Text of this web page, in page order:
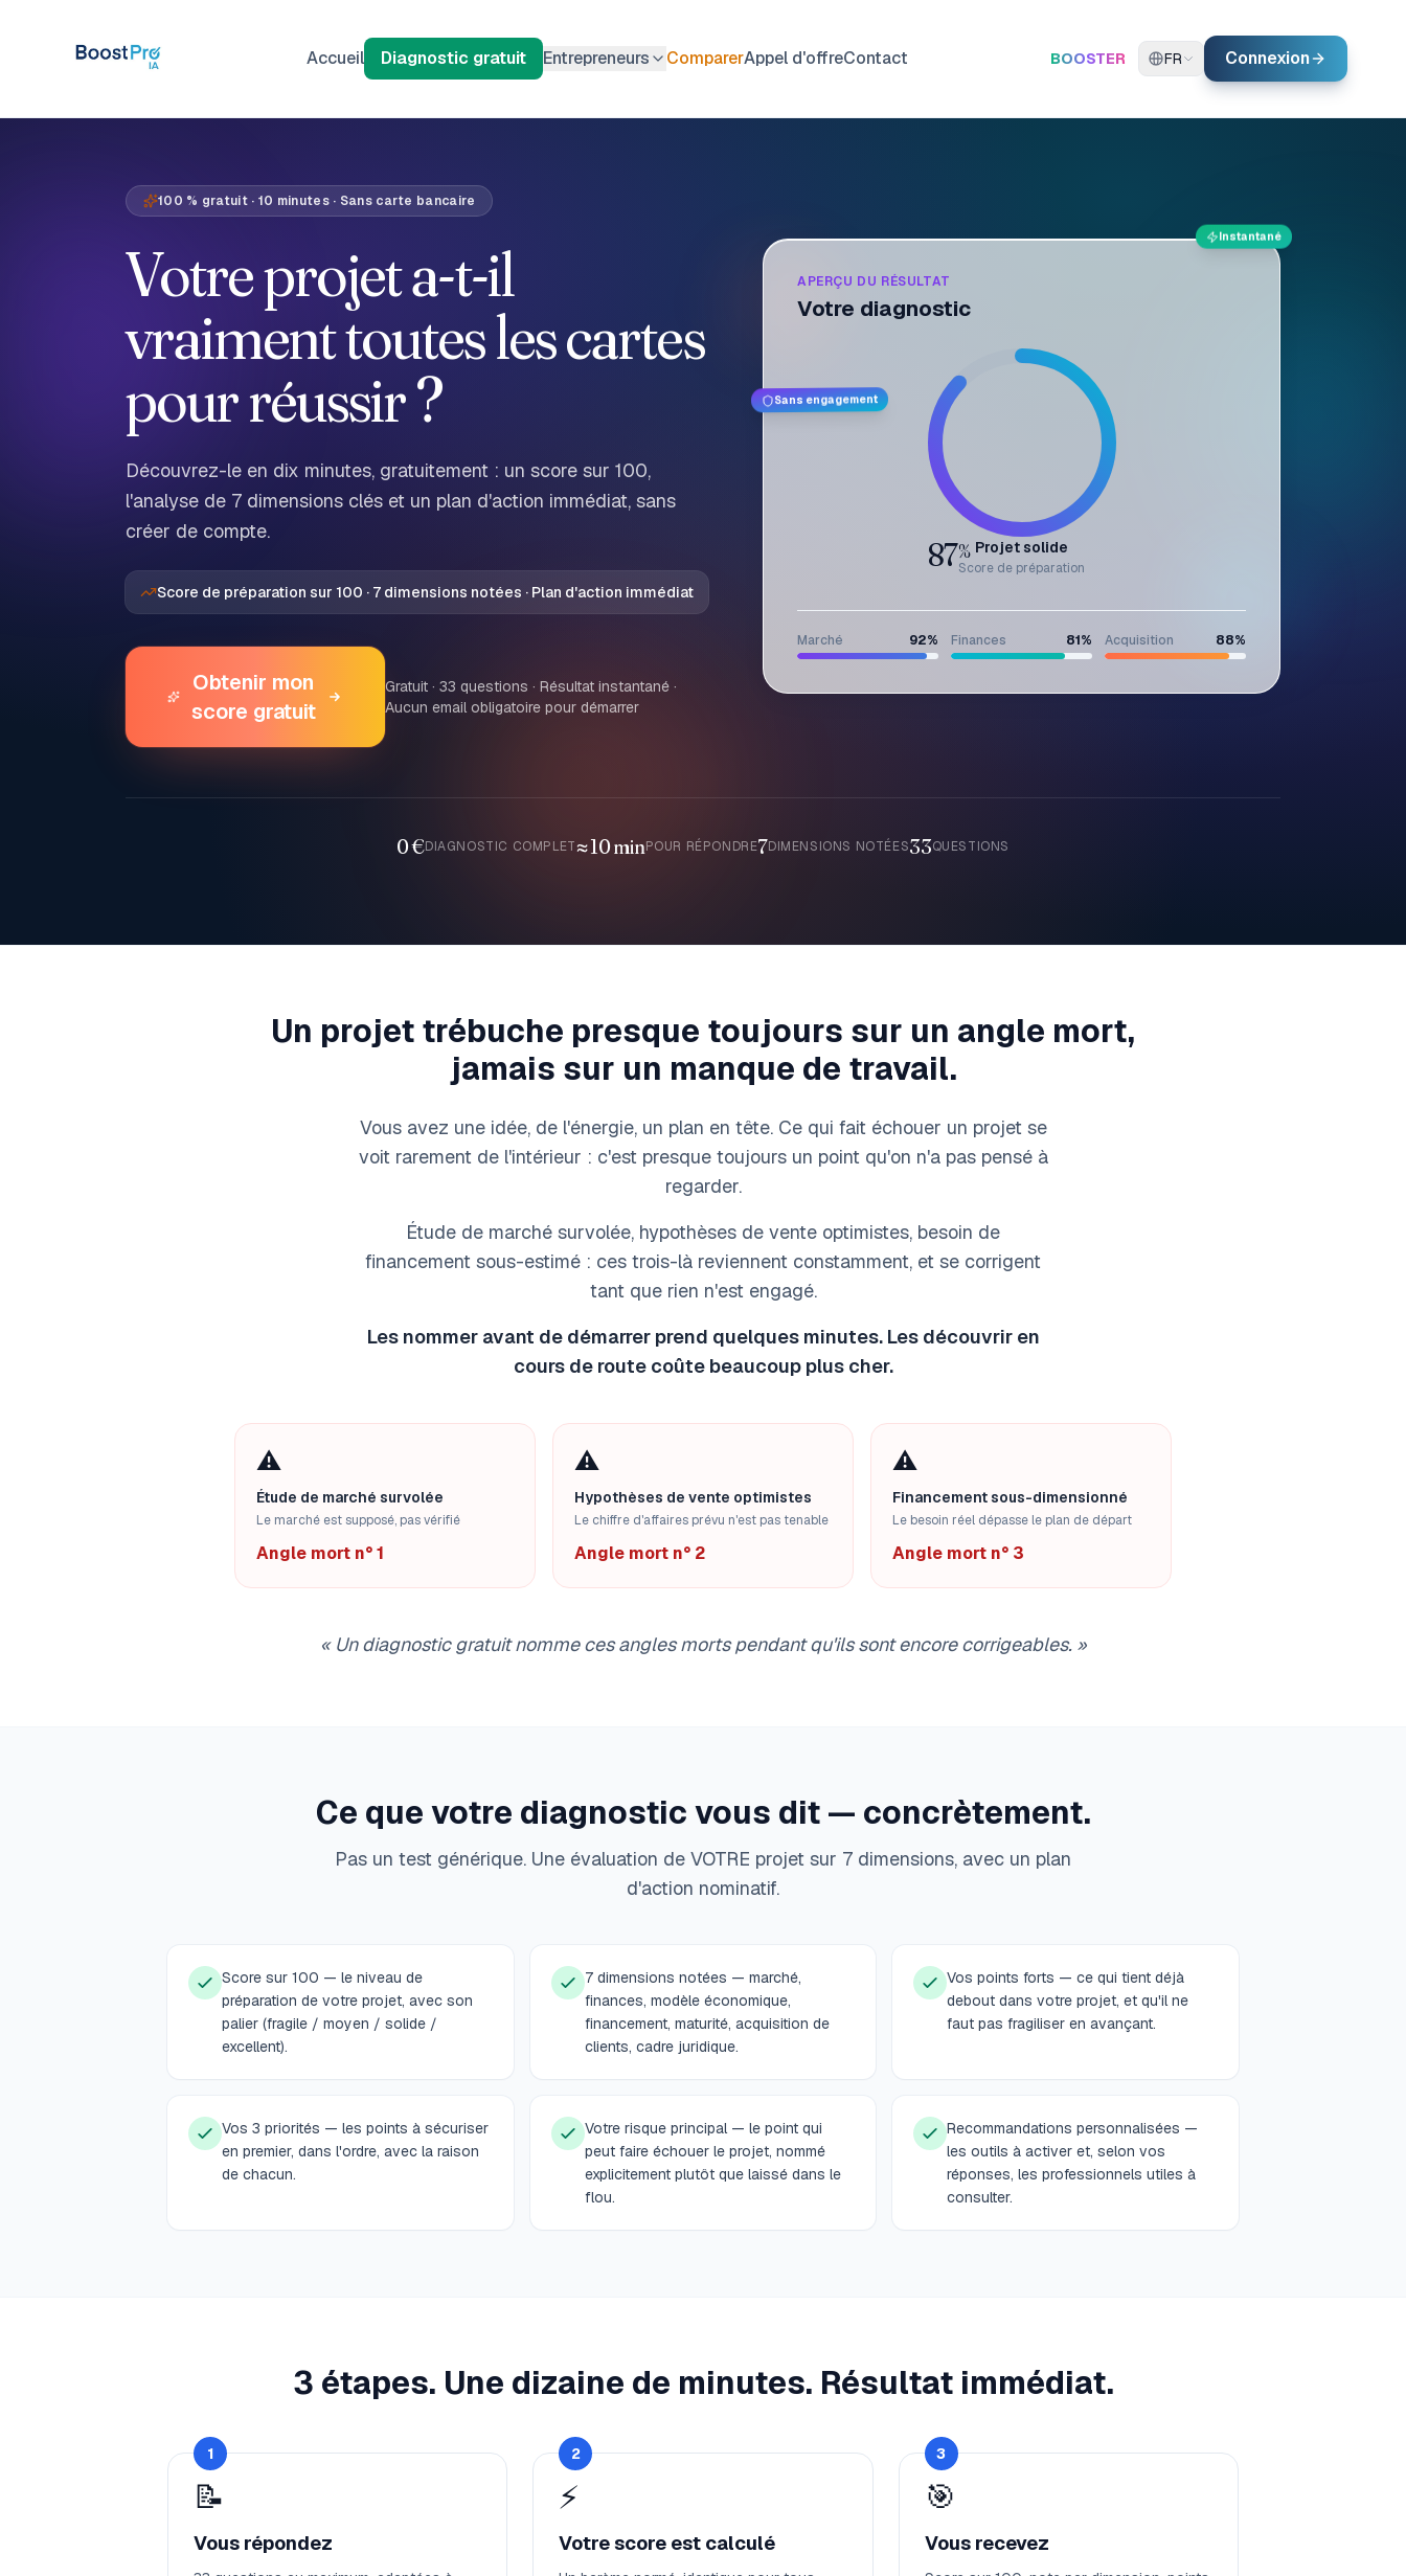
Accueil Diagnostic gratuit Entrepreneurs ComparerAppel d'offreContact BOOSTER FR Connexion
100 % gratuit · 10 minutes · Sans carte bancaire
Votre projet a-t-il
vraiment toutes les cartes
pour réussir ?
Découvrez-le en dix minutes, gratuitement : un score sur 100,
l'analyse de 7 dimensions clés et un plan d'action immédiat, sans
créer de compte.
Score de préparation sur 100 · 7 dimensions notées · Plan d'action immédiat
Obtenir mon
score gratuit
Gratuit · 33 questions · Résultat instantané ·
Aucun email obligatoire pour démarrer
APERÇU DU RÉSULTAT
Votre diagnostic
87% Projet solide
Score de préparation
Marché 92% Finances 81% Acquisition 88%
Instantané
Sans engagement
0 €DIAGNOSTIC COMPLET≈ 10 minPOUR RÉPONDRE7DIMENSIONS NOTÉES33QUESTIONS
Un projet trébuche presque toujours sur un angle mort,
jamais sur un manque de travail.
Vous avez une idée, de l'énergie, un plan en tête. Ce qui fait échouer un projet se
voit rarement de l'intérieur : c'est presque toujours un point qu'on n'a pas pensé à
regarder.
Étude de marché survolée, hypothèses de vente optimistes, besoin de
financement sous-estimé : ces trois-là reviennent constamment, et se corrigent
tant que rien n'est engagé.
Les nommer avant de démarrer prend quelques minutes. Les découvrir en
cours de route coûte beaucoup plus cher.
⚠️
Étude de marché survolée
Le marché est supposé, pas vérifié
Angle mort n° 1
⚠️
Hypothèses de vente optimistes
Le chiffre d'affaires prévu n'est pas tenable
Angle mort n° 2
⚠️
Financement sous-dimensionné
Le besoin réel dépasse le plan de départ
Angle mort n° 3
« Un diagnostic gratuit nomme ces angles morts pendant qu'ils sont encore corrigeables.»
Ce que votre diagnostic vous dit — concrètement.
Pas un test générique. Une évaluation de VOTRE projet sur 7 dimensions, avec un plan
d'action nominatif.
Score sur 100 — le niveau de
préparation de votre projet, avec son
palier (fragile / moyen / solide /
excellent).
7 dimensions notées — marché,
finances, modèle économique,
financement, maturité, acquisition de
clients, cadre juridique.
Vos points forts — ce qui tient déjà
debout dans votre projet, et qu'il ne
faut pas fragiliser en avançant.
Vos 3 priorités — les points à sécuriser
en premier, dans l'ordre, avec la raison
de chacun.
Votre risque principal — le point qui
peut faire échouer le projet, nommé
explicitement plutôt que laissé dans le
flou.
Recommandations personnalisées —
les outils à activer et, selon vos
réponses, les professionnels utiles à
consulter.
3 étapes. Une dizaine de minutes. Résultat immédiat.
1
📝
Vous répondez
2
⚡
Votre score est calculé
3
🎯
Vous recevez